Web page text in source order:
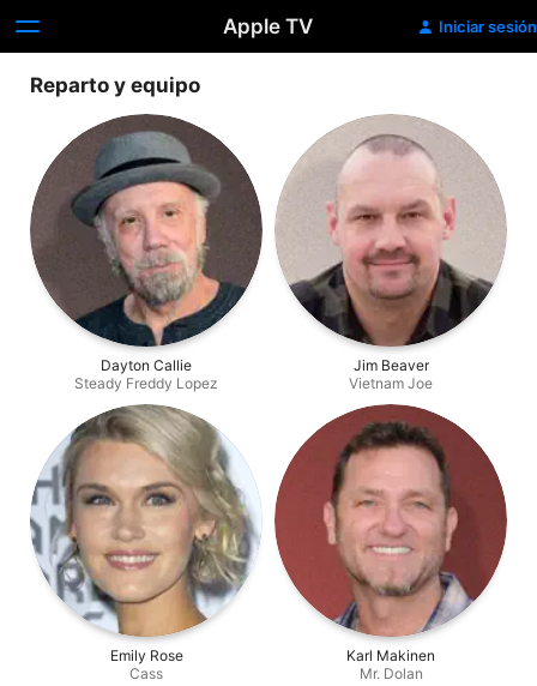
Apple TV Iniciar sesión
Reparto y equipo
Dayton Callie
Steady Freddy Lopez
Jim Beaver
Vietnam Joe
Emily Rose
Cass
Karl Makinen
Mr. Dolan